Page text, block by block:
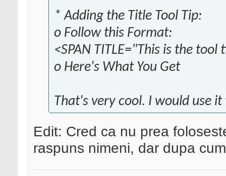
* Adding the Title Tool Tip:
o Follow this Format:
<SPAN TITLE="This is the
o Here's What You Get
That's very cool. I would use
Edit: Cred ca nu prea
raspuns nimeni, dar dupa